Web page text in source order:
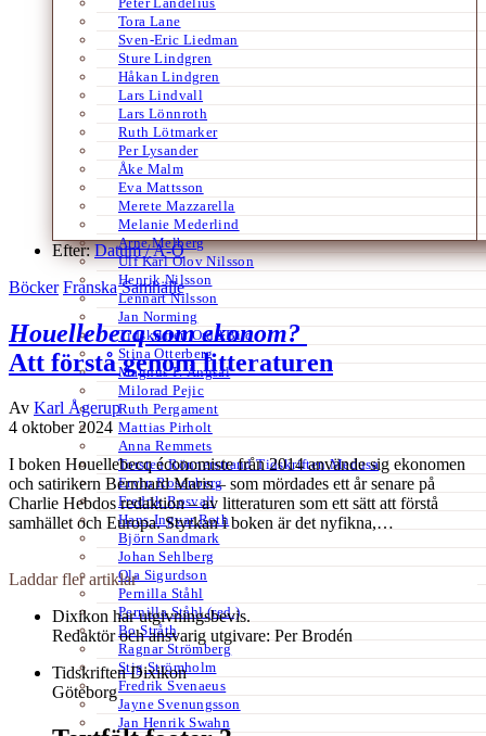
Tora Lane
Sven-Eric Liedman
Sture Lindgren
Håkan Lindgren
Lars Lindvall
Lars Lönnroth
Ruth Lötmarker
Per Lysander
Åke Malm
Eva Mattsson
Merete Mazzarella
Melanie Mederlind
Arne Melberg
Ulf Karl Olov Nilsson
Henrik Nilsson
Lennart Nilsson
Jan Norming
Tidskriften Ord&Bild
Stina Otterberg
Magnus P. Ängsal
Milorad Pejic
Ruth Pergament
Mattias Pirholt
Anna Remmets
Torsten Rönnerstrand Tidskriften Medusa
Ervin Rosenberg
Fredrik Rosvall
Hans-Ingvar Roth
Björn Sandmark
Johan Sehlberg
Ola Sigurdson
Pernilla Ståhl
Pernilla Ståhl (red.)
Bo Stråth
Ragnar Strömberg
Stig Strömholm
Fredrik Svenaeus
Jayne Svenungsson
Jan Henrik Swahn
Efter:Datum /A-Ö
Böcker Franska Samhälle
Houellebecq som ekonom?
Att förstå genom litteraturen
Av Karl Ågerup
4 oktober 2024
I boken Houellebecq économiste från 2014 använde sig ekonomen
och satirikern Bernhard Maris – som mördades ett år senare på
Charlie Hebdos redaktion – av litteraturen som ett sätt att förstå
samhället och Europa. Styrkan i boken är det nyfikna,…
Laddar fler artiklar
Dixikon har utgivningsbevis.
Redaktör och ansvarig utgivare: Per Brodén
Tidskriften Dixikon
Göteborg